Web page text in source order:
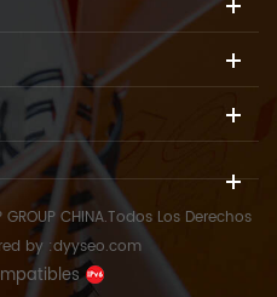
CHINA.Todos Los Derechos
by :dyyseo.com